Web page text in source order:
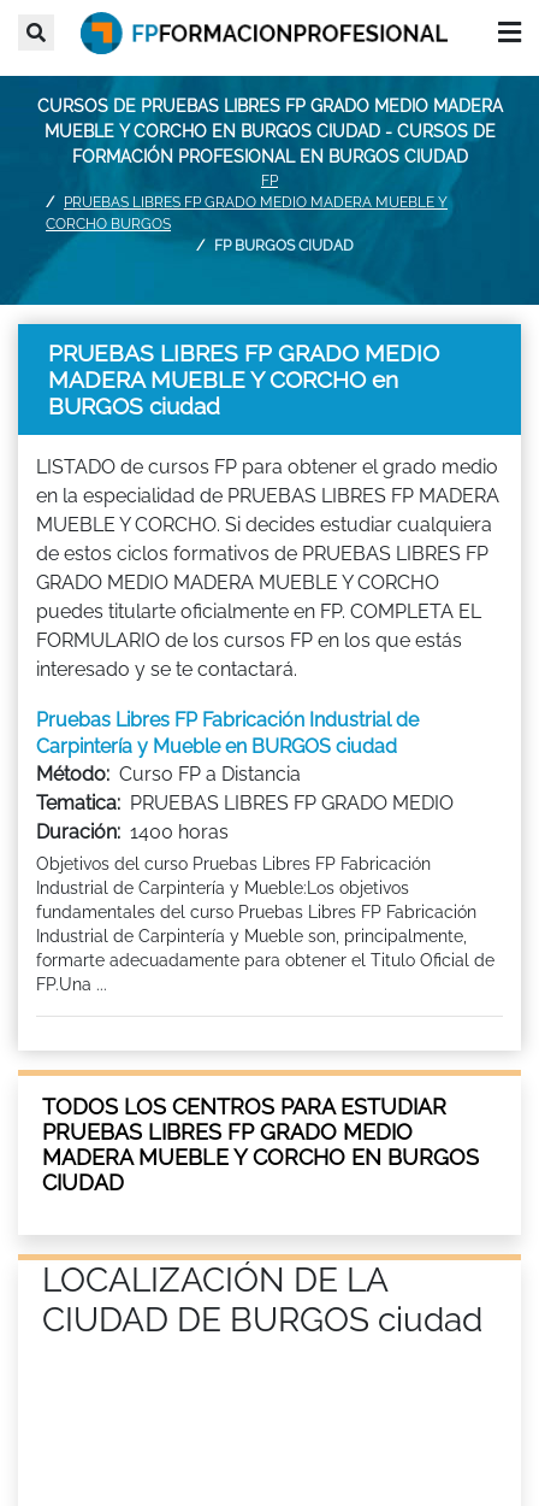
CURSOS DE PRUEBAS LIBRES FP GRADO MEDIO MADERA
MUEBLE Y CORCHO EN BURGOS CIUDAD - CURSOS DE
FORMACIÓN PROFESIONAL EN BURGOS CIUDAD
FP
PRUEBAS LIBRES FP GRADO MEDIO MADERA MUEBLE Y
CORCHO BURGOS
FP BURGOS CIUDAD
PRUEBAS LIBRES FP GRADO MEDIO
MADERA MUEBLE Y CORCHO en
BURGOS ciudad
LISTADO de cursos FP para obtener el grado medio
en la especialidad de PRUEBAS LIBRES FP MADERA
MUEBLE Y CORCHO. Si decides estudiar cualquiera
de estos ciclos formativos de PRUEBAS LIBRES FP
GRADO MEDIO MADERA MUEBLE Y CORCHO
puedes titularte oficialmente en FP. COMPLETA EL
FORMULARIO de los cursos FP en los que estás
interesado y se te contactará.
Pruebas Libres FP Fabricación Industrial de
Carpintería y Mueble en BURGOS ciudad
Método: Curso FP a Distancia
Tematica: PRUEBAS LIBRES FP GRADO MEDIO
Duración: 1400 horas
Objetivos del curso Pruebas Libres FP Fabricación
Industrial de Carpintería y Mueble:Los objetivos
fundamentales del curso Pruebas Libres FP Fabricación
Industrial de Carpintería y Mueble son, principalmente,
formarte adecuadamente para obtener el Titulo Oficial de
FP.Una ...
TODOS LOS CENTROS PARA ESTUDIAR
PRUEBAS LIBRES FP GRADO MEDIO
MADERA MUEBLE Y CORCHO EN BURGOS
CIUDAD
LOCALIZACIÓN DE LA
CIUDAD DE BURGOS ciudad